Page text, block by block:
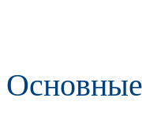
Основные